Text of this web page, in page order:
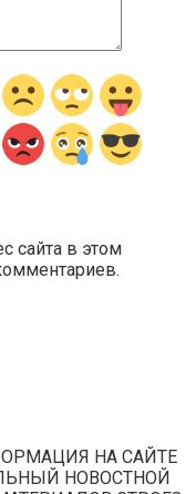
сайта в этом
НА САЙТЕ
НОВОСТНОЙ